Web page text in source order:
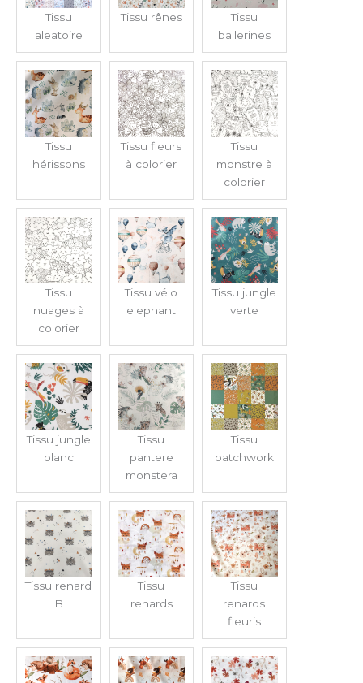
Tissu
aleatoire
Tissu rênes
Tissu
ballerines
Tissu
hérissons
Tissu fleurs
à colorier
Tissu
monstre à
colorier
Tissu
nuages à
colorier
Tissu vélo
elephant
Tissu jungle
verte
Tissu jungle
blanc
Tissu
pantere
monstera
Tissu
patchwork
Tissu renard
B
Tissu
renards
Tissu
renards
fleuris